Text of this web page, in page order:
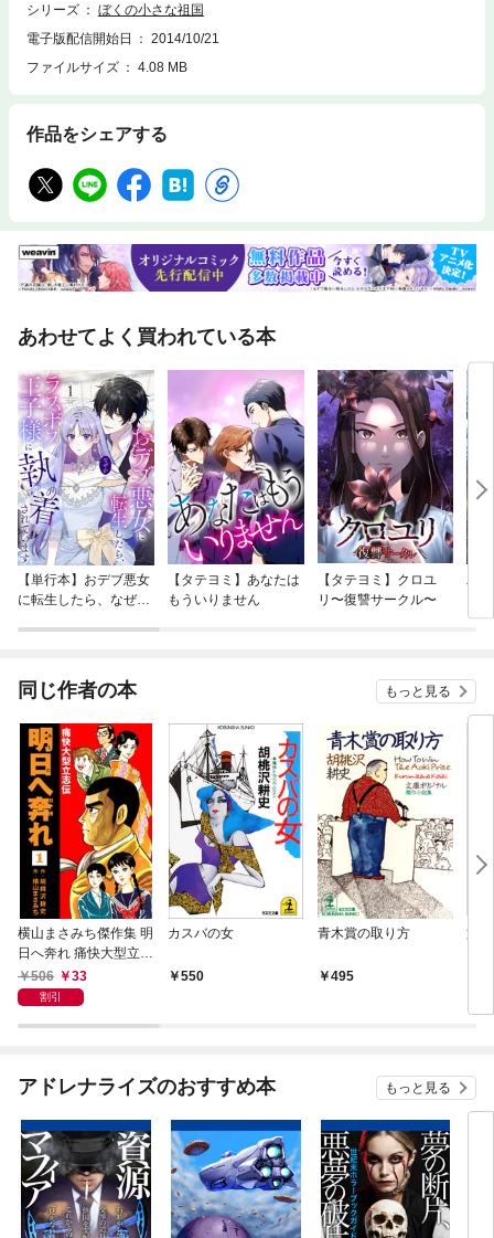
説話』同人。昭和30年、『壮士再び帰らず』（筆名・清水正二郎）で第7
回オール讀物新人賞、58年、『天山を越えて』で第36回推理作家協会賞、
同年『黒パン俘虜記』で第89回直木賞を受賞。『翔んでる警視正』シリー
ズ、『旅人よ』、『ぼくの小さな祖国』、『女探偵アガサ奔る』、『ぶり
シリーズ
ぼくの小さな祖国
電子版配信開始日
2014/10/21
ファイルサイズ
4.08 MB
作品をシェアする
あわせてよく買われている本
【単行本】おデブ悪女
に転生したら、なぜか
【タテヨミ】あなたは
もういりません
【タテヨミ】クロユ
リ〜復讐サークル〜
バ
今
同じ作者の本 もっと見る
横山まさみち傑作集 明
日へ奔れ 痛快大型立志
伝(1)
506 33
割引
カスバの女
550
青木賞の取り方
495
旅
アドレナライズのおすすめ本 もっと見る